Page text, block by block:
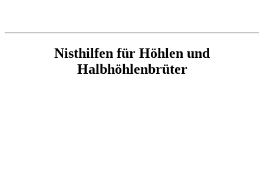
Nisthilfen für Höhlen und
Halbhöhlenbrüter